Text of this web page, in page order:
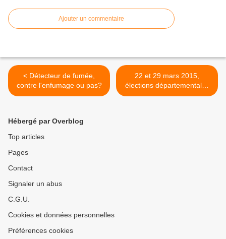
Ajouter un commentaire
< Détecteur de fumée,
contre l'enfumage ou pas?
22 et 29 mars 2015,
élections départementales
et boum badaboum! >
Hébergé par Overblog
Top articles
Pages
Contact
Signaler un abus
C.G.U.
Cookies et données personnelles
Préférences cookies